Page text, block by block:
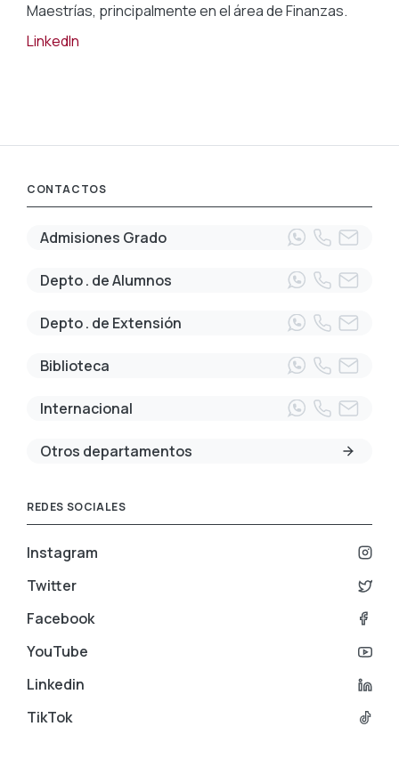
Maestrías, principalmente en el área de Finanzas.
LinkedIn
CONTACTOS
Admisiones Grado
Depto . de Alumnos
Depto . de Extensión
Biblioteca
Internacional
Otros departamentos
REDES SOCIALES
Instagram
Twitter
Facebook
YouTube
Linkedin
TikTok